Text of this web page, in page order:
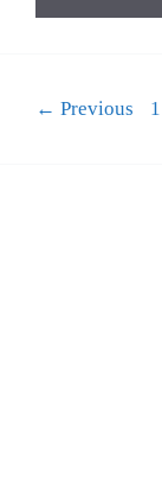
← Previous 1